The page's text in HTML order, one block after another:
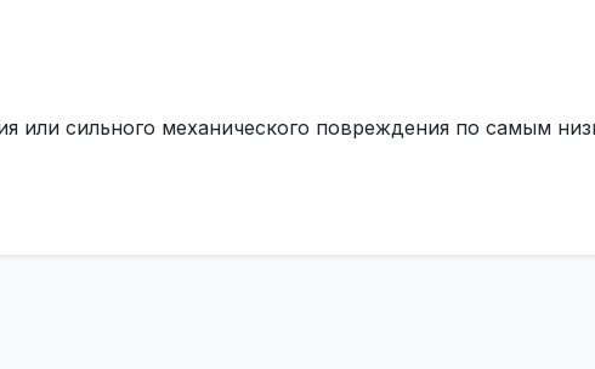
или сильного механического повреждения по самым